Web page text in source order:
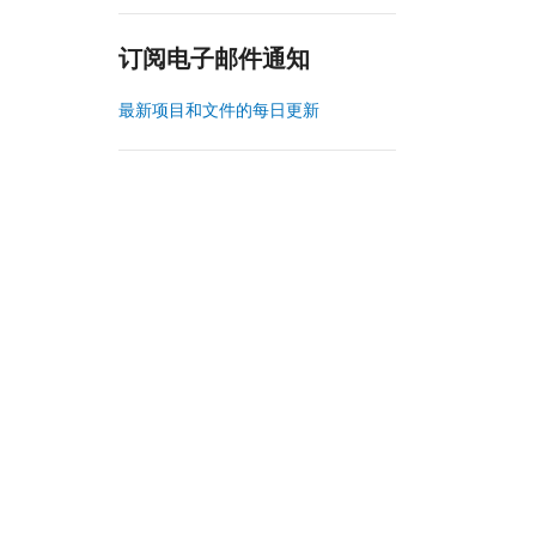
订阅电子邮件通知
最新项目和文件的每日更新